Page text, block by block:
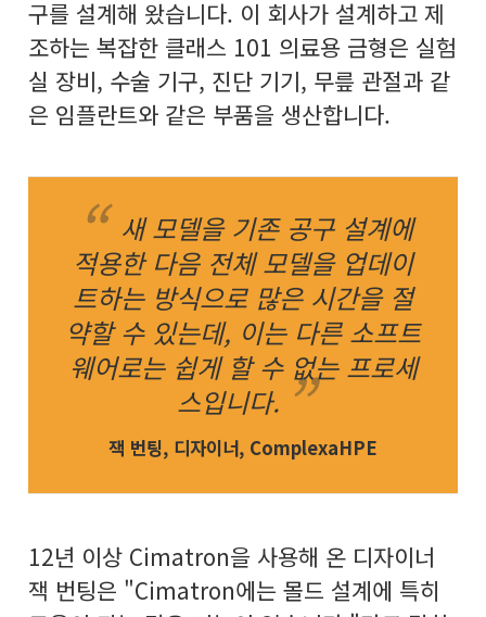
구를 설계해 왔습니다. 이 회사가 설계하고 제
조하는 복잡한 클래스 101 의료용 금형은 실험
실 장비, 수술 기구, 진단 기기, 무릎 관절과 같
은 임플란트와 같은 부품을 생산합니다.
새 모델을 기존 공구 설계에
적용한 다음 전체 모델을 업데이
트하는 방식으로 많은 시간을 절
약할 수 있는데, 이는 다른 소프트
웨어로는 쉽게 할 수 없는 프로세
스입니다.
잭 번팅, 디자이너, ComplexaHPE
12년 이상 Cimatron을 사용해 온 디자이너
잭 번팅은 "Cimatron에는 몰드 설계에 특히